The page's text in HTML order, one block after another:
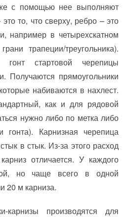
с помощью нее выполняют
то, что сверху, ребро – это
например в четырехскатном
трапеции/треугольника).
стартовой черепицы
Получаются прямоугольники
набиваются в нахлест.
как и для рядовой
нужно либо по метка либо
гонта). Карнизная черепица
в стык. Из-за этого расход
отличается. У каждого
но чаще всего в одной
20 м карниза.
карнизы производятся для